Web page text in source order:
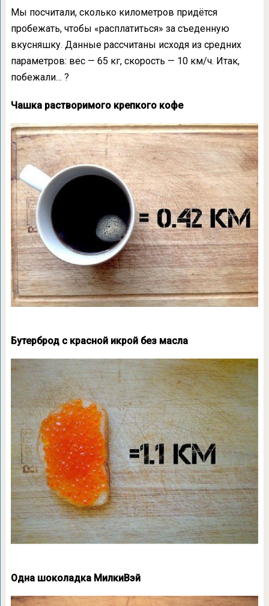
Мы посчитали, сколько километров придётся
пробежать, чтобы «расплатиться» за съеденную
вкусняшку. Данные рассчитаны исходя из средних
параметров: вес — 65 кг, скорость — 10 км/ч. Итак,
побежали… ?
Чашка растворимого крепкого кофе
Бутерброд с красной икрой без масла
Одна шоколадка МилкиВэй